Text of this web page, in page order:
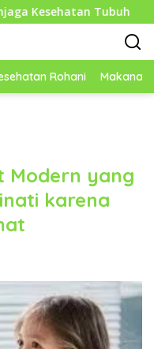
Tubuh
Rohani Makanan
Modern yang
karena